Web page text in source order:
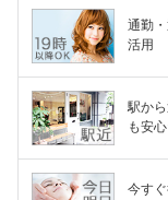
通勤
活用
駅か
も安
今す